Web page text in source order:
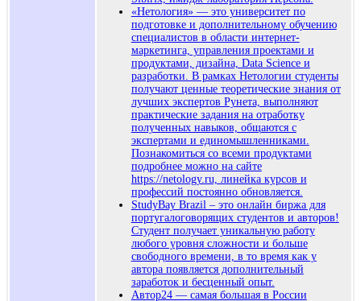
«Нетология» — это университет по
подготовке и дополнительному обучению
специалистов в области интернет-
маркетинга, управления проектами и
продуктами, дизайна, Data Science и
разработки. В рамках Нетологии студенты
получают ценные теоретические знания от
лучших экспертов Рунета, выполняют
практические задания на отработку
полученных навыков, общаются с
экспертами и единомышленниками.
Познакомиться со всеми продуктами
подробнее можно на сайте
https://netology.ru, линейка курсов и
профессий постоянно обновляется.
StudyBay Brazil – это онлайн биржа для
португалоговорящих студентов и авторов!
Студент получает уникальную работу
любого уровня сложности и больше
свободного времени, в то время как у
автора появляется дополнительный
заработок и бесценный опыт.
Автор24 — самая большая в России